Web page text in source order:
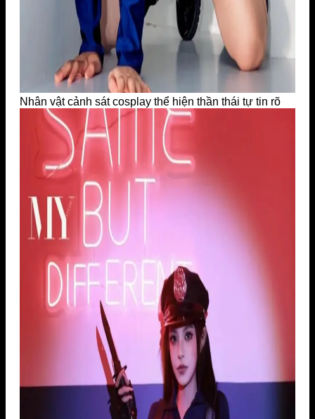
Nhân vật cảnh sát cosplay thể hiện thần thái tự tin rõ